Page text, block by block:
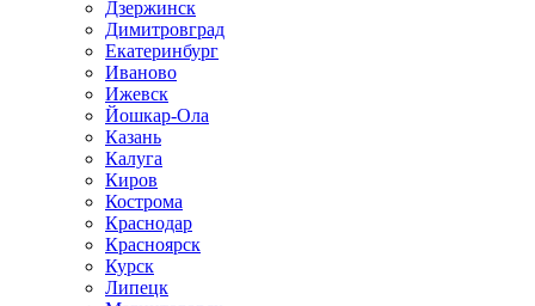
Дзержинск
Димитровград
Екатеринбург
Иваново
Ижевск
Йошкар-Ола
Казань
Калуга
Киров
Кострома
Краснодар
Красноярск
Курск
Липецк